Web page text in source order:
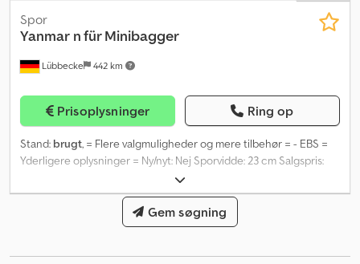
Lübbecke 442 km
Spor
Yanmar n für Minibagger
Prisoplysninger Ring op
Stand: brugt, = Flere valgmuligheder og mere tilbehør = - EBS =
Yderligere oplysninger = Ny/nyt: Nej Sporvidde: 23 cm Salgspris:
€ 1.300, US$ 1.514 Chodoxt S Hgspfx Abroa moms/margin: Moms
fradragsberettiget
Gem søgning